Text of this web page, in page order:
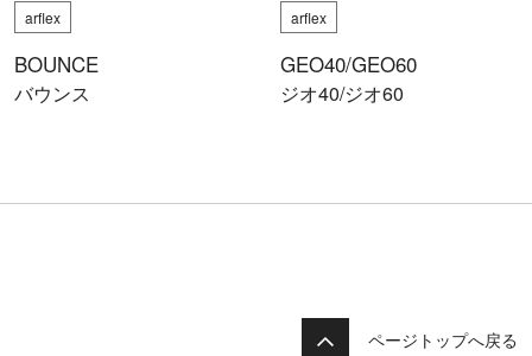
arflex
BOUNCE
バウンス
arflex
GEO40/GEO60
ジオ40/ジオ60
ページトップへ戻る